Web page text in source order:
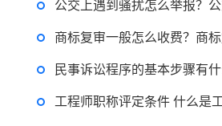
公交上遇到骚扰怎么举报？公
商标复审一般怎么收费？商标
民事诉讼程序的基本步骤有什么？打
工程师职称评定条件 什么是
2022-08-30 09:48:22
律师回答区
高楼住宅玻璃炸裂应该找谁处理